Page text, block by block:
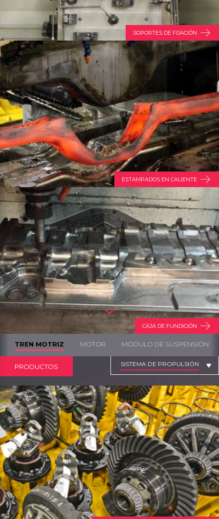
SOPORTES DE FIJACIÓN
ESTAMPADOS EN CALIENTE
CAJA DE FUNDICIÓN
TREN MOTRIZ MOTOR MÓDULO DE SUSPENSIÓN
PRODUCTOS SISTEMA DE PROPULSIÓN